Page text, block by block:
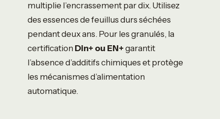
multiplie l’encrassement par dix. Utilisez
des essences de feuillus durs séchées
pendant deux ans. Pour les granulés, la
certificationDin+ ou EN+garantit
l’absence d’additifs chimiques et protège
les mécanismes d’alimentation
automatique.